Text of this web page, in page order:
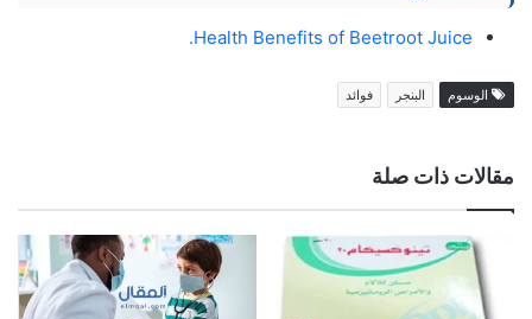
Health Benefits of Beetroot Juice.
الوسوم البنجر فوائد
مقالات ذات صلة